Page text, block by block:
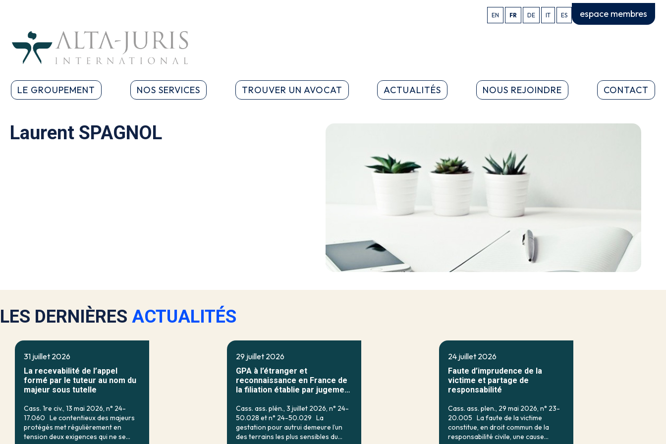
EN FR DE IT ES espace membres
LE GROUPEMENT NOS SERVICES TROUVER UN AVOCAT ACTUALITÉS NOUS REJOINDRE CONTACT
Laurent SPAGNOL
LES DERNIÈRES ACTUALITÉS
31 juillet 2026
La recevabilité de l’appel
formé par le tuteur au nom du
majeur sous tutelle
Cass. 1re civ., 13 mai 2026, n° 24-
17.060 Le contentieux des majeurs
protégés met régulièrement en
tension deux exigences qui ne se
29 juillet 2026
GPA à l’étranger et
reconnaissance en France de
la filiation établie par jugement
Cass. ass. plén., 3 juillet 2026, n° 24-
50.028 et n° 24-50.029 La
gestation pour autrui demeure l’un
des terrains les plus sensibles du
24 juillet 2026
Faute d’imprudence de la
victime et partage de
responsabilité
Cass. ass. plen., 29 mai 2026, n° 23-
20.005 La faute de la victime
constitue, en droit commun de la
responsabilité civile, une cause